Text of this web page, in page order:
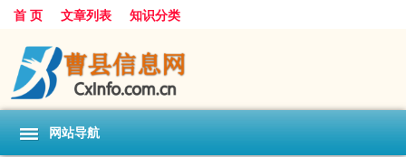
首 页 文章列表 知识分类
网站导航